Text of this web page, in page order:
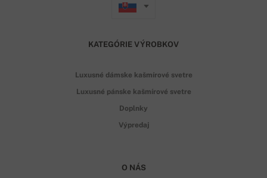
KATEGÓRIE VÝROBKOV
Luxusné dámske kašmírové svetre
Luxusné pánske kašmírové svetre
Doplnky
Výpredaj
O NÁS